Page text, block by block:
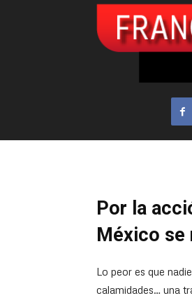
Por la
México se
Lo peor es que
calamidades… una